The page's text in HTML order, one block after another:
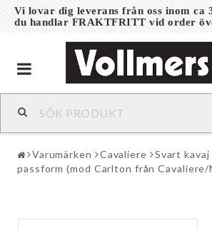
Vi lovar dig leverans från oss inom ca
du handlar FRAKTFRITT vid order
Toggle
navigation
Varumärken Cavaliere
Svart
passform (mod Carlton från